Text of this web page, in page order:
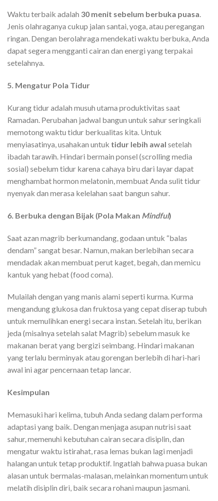
Waktu terbaik adalah 30 menit sebelum berbuka puasa.
Jenis olahraganya cukup jalan santai, yoga, atau peregangan
ringan. Dengan berolahraga mendekati waktu berbuka, Anda
dapat segera mengganti cairan dan energi yang terpakai
setelahnya.
5. Mengatur Pola Tidur
Kurang tidur adalah musuh utama produktivitas saat
Ramadan. Perubahan jadwal bangun untuk sahur seringkali
memotong waktu tidur berkualitas kita. Untuk
menyiasatinya, usahakan untuk tidur lebih awal setelah
ibadah tarawih. Hindari bermain ponsel (scrolling media
sosial) sebelum tidur karena cahaya biru dari layar dapat
menghambat hormon melatonin, membuat Anda sulit tidur
nyenyak dan merasa kelelahan saat bangun sahur.
6. Berbuka dengan Bijak (Pola Makan Mindful)
Saat azan magrib berkumandang, godaan untuk “balas
dendam” sangat besar. Namun, makan berlebihan secara
mendadak akan membuat perut kaget, begah, dan memicu
kantuk yang hebat (food coma).
Mulailah dengan yang manis alami seperti kurma. Kurma
mengandung glukosa dan fruktosa yang cepat diserap tubuh
untuk memulihkan energi secara instan. Setelah itu, berikan
jeda (misalnya setelah salat Magrib) sebelum masuk ke
makanan berat yang bergizi seimbang. Hindari makanan
yang terlalu berminyak atau gorengan berlebih di hari-hari
awal ini agar pencernaan tetap lancar.
Kesimpulan
Memasuki hari kelima, tubuh Anda sedang dalam performa
adaptasi yang baik. Dengan menjaga asupan nutrisi saat
sahur, memenuhi kebutuhan cairan secara disiplin, dan
mengatur waktu istirahat, rasa lemas bukan lagi menjadi
halangan untuk tetap produktif. Ingatlah bahwa puasa bukan
alasan untuk bermalas-malasan, melainkan momentum untuk
melatih disiplin diri, baik secara rohani maupun jasmani.